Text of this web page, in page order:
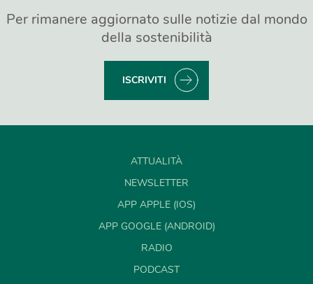
Per rimanere aggiornato sulle notizie dal mondo
della sostenibilità
ISCRIVITI
ATTUALITÀ
NEWSLETTER
APP APPLE (IOS)
APP GOOGLE (ANDROID)
RADIO
PODCAST